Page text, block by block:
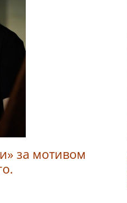
за мотивом